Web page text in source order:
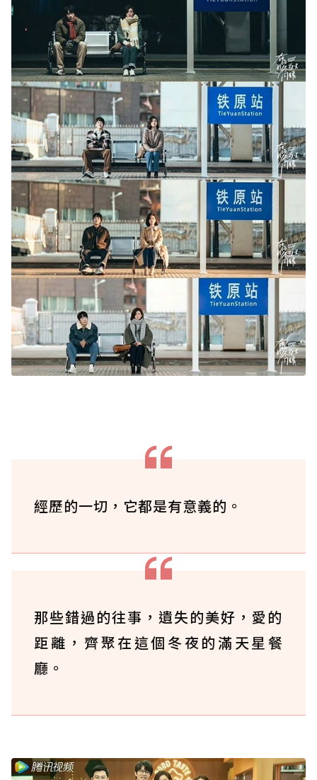
經歷的一切，它都是有意義的。
那些錯過的往事，遺失的美好，愛的
距離，齊聚在這個冬夜的滿天星餐
廳。